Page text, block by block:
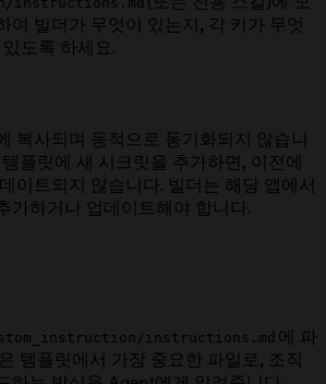
여 빌더가 무엇이 있는지, 각 키가 무엇
도록 하세요.
복사되며 동적으로 동기화되지 않습니
플릿에 새 시크릿을 추가하면, 이전에
이트되지 않습니다. 빌더는 해당 앱에서
가하거나 업데이트해야 합니다.
instructions.md 에 파
템플릿에서 가장 중요한 파일로, 조직